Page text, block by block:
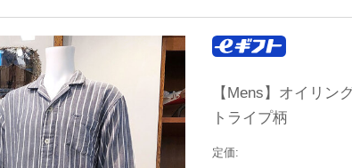
【Mens】オイリ
トライプ柄
定価: